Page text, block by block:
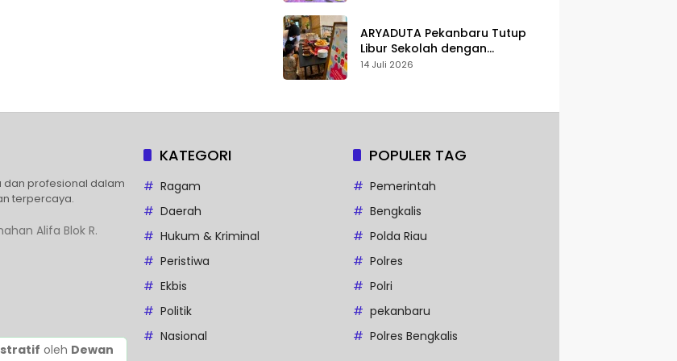
ARYADUTA Pekanbaru Tutup
Libur Sekolah dengan
Pengalaman Staycation
14 Juli 2026
dan profesional dalam
terpercaya.
Alifa Blok R.
oleh Dewan
KATEGORI
Ragam
Daerah
Hukum & Kriminal
Peristiwa
Ekbis
Politik
Nasional
POPULER TAG
Pemerintah
Bengkalis
Polda Riau
Polres
Polri
pekanbaru
Polres Bengkalis